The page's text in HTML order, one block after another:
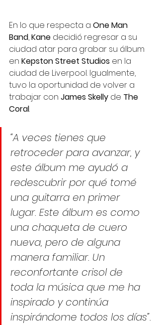
En lo que respecta a One Man
Band, Kane decidió regresar a su
ciudad atar para grabar su álbum
en Kepston Street Studios en la
ciudad de Liverpool. Igualmente,
tuvo la oportunidad de volver a
trabajar con James Skelly de The
Coral.
“A veces tienes que
retroceder para avanzar, y
este álbum me ayudó a
redescubrir por qué tomé
una guitarra en primer
lugar. Este álbum es como
una chaqueta de cuero
nueva, pero de alguna
manera familiar. Un
reconfortante crisol de
toda la música que me ha
inspirado y continúa
inspirándome todos los días”.